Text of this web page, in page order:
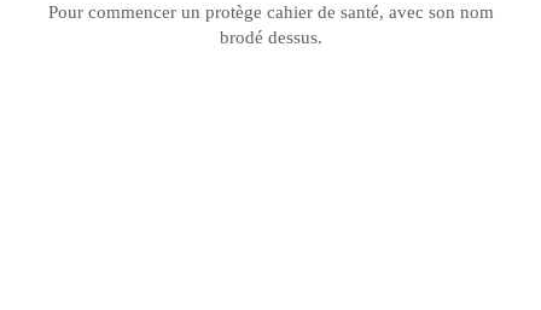
Pour commencer un protège cahier de santé, avec son nom
brodé dessus.